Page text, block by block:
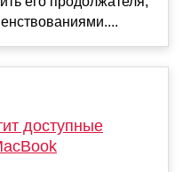
доступные